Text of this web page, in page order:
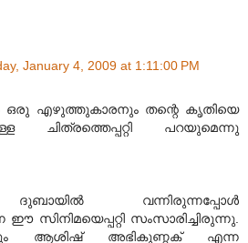
January 4, 2009 at 1:11:00 PM
എഴുത്തുകാരനും തന്റെ കൃതിയെ
ചിത്രത്തെപ്പറ്റി പറയുമെന്നു
വന്നിരുന്നപ്പോള്‍
ഈ സിനിമയെപ്പറ്റി സംസാരിച്ചിരുന്നു.
ആശിഷ് അഭികുണ്ഠക് എന്ന